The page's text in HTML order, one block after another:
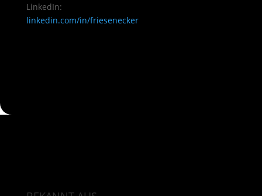
LinkedIn:
linkedin.com/in/friesenecker